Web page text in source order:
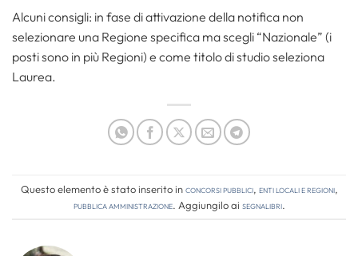
Alcuni consigli: in fase di attivazione della notifica non
selezionare una Regione specifica ma scegli “Nazionale” (i
posti sono in più Regioni) e come titolo di studio seleziona
Laurea.
Questo elemento è stato inserito inConcorsi pubblici, Enti locali e regioni,
Pubblica amministrazione. Aggiungilo ai segnalibri.